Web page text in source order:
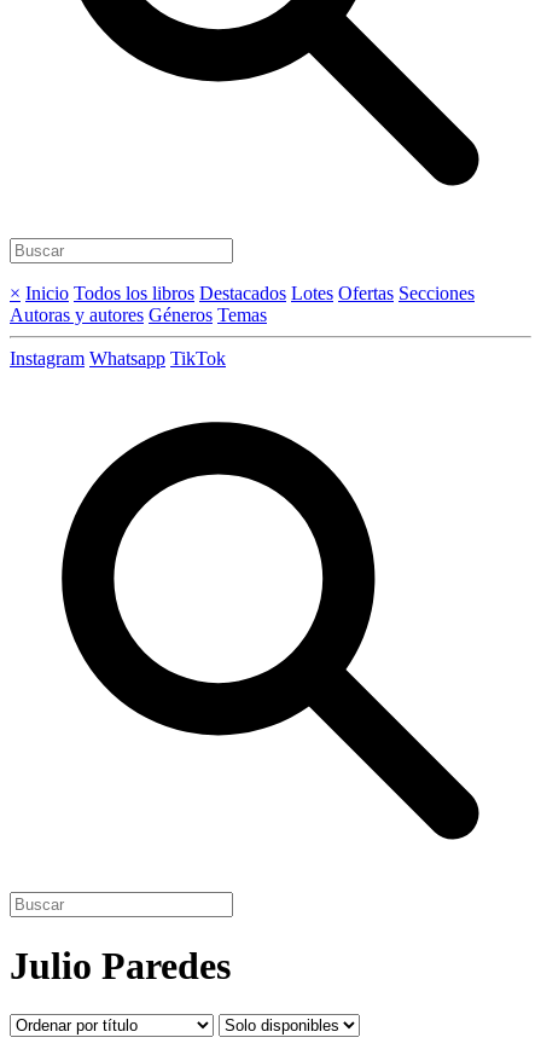
× Inicio Todos los libros Destacados Lotes Ofertas Secciones
Autoras y autores Géneros Temas
Instagram Whatsapp TikTok
Julio Paredes